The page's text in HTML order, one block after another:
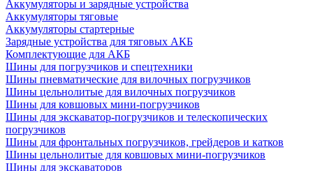
Аккумуляторы и зарядные устройства
Аккумуляторы тяговые
Аккумуляторы стартерные
Зарядные устройства для тяговых АКБ
Комплектующие для АКБ
Шины для погрузчиков и спецтехники
Шины пневматические для вилочных погрузчиков
Шины цельнолитые для вилочных погрузчиков
Шины для ковшовых мини-погрузчиков
Шины для экскаватор-погрузчиков и телескопических
погрузчиков
Шины для фронтальных погрузчиков, грейдеров и катков
Шины цельнолитые для ковшовых мини-погрузчиков
Шины для экскаваторов